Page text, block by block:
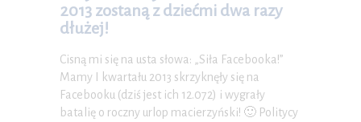
2013 zostaną z dziećmi dwa razy
dłużej!
Cisną mi się na usta słowa: „Siła Facebooka!”
Mamy I kwartału 2013 skrzyknęły się na
Facebooku (dziś jest ich 12.072) i wygrały
batalię o roczny urlop macierzyński! 🙂 Politycy